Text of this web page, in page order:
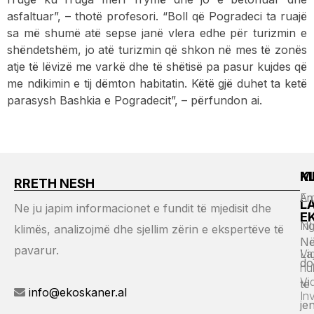
asfaltuar”, – thotë profesori. “Boll që Pogradeci ta ruajë
sa më shumë atë sepse janë vlera edhe për turizmin e
shëndetshëm, jo atë turizmin që shkon në mes të zonës
atje të lëvizë me varkë dhe të shëtisë pa pasur kujdes që
me ndikimin e tij dëmton habitatin. Këtë gjë duhet ta ketë
parasysh Bashkia e Pogradecit”, – përfundon ai.
RRETH NESH
Ne ju japim informacionet e fundit të mjedisit dhe
klimës, analizojmë dhe sjellim zërin e ekspertëve të
pavarur.
info@ekoskaner.al
të